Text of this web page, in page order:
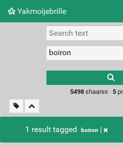
Yakmoijebrille
Picture wall
5498shaares · 5
1 result tagged boiron